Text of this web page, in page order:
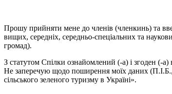
Прошу прийняти мене до членів (членкинь) та
вищих, середніх, середньо-спеціальних та
громад).
З статутом Спілки ознайомлений (-а) і згоден (-
Не заперечую щодо поширення моїх даних (П.І.Б.,
сільського зеленого туризму в Україні».